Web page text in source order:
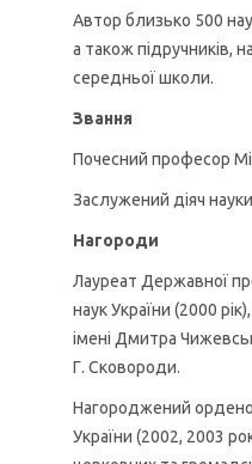
Автор близько 500
а також підручників,
середньої школи.
Звання
Почесний професор
Заслужений діяч науки
Нагороди
Лауреат Державної
наук України (2000
імені Дмитра
Г. Сковороди.
Нагороджений
України (2002, 2003